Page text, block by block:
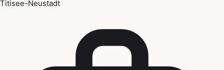
Titisee-Neustadt